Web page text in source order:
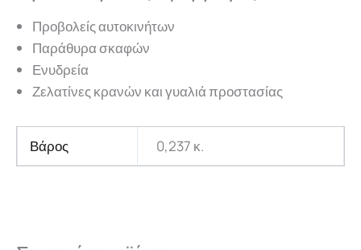
Προβολείς αυτοκινήτων
Παράθυρα σκαφών
Ενυδρεία
Ζελατίνες κρανών και γυαλιά προστασίας
Βάρος 0,237 κ.